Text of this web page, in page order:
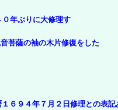
６９４年７月２日修理との表記
菩薩の袖の木片修復をした
年ぶりに大修理す